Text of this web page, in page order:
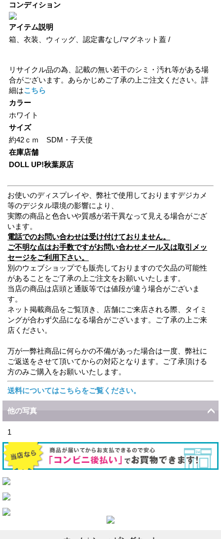
コンディション
アイテム説明
箱、衣装、ウィッグ、認定書なし/マグネット蓋 /
リサイクル品の為、記載の無い若干のシミ・汚れ等がある場
合がございます。あらかじめご了承の上ご注文ください。詳
細はこちら
カラー
ホワイト
サイズ
約42ｃｍ SDM・子天使
在庫店舗
DOLL UP!秋葉原店
お使いのディスプレイや、弊社で使用しておりますデジカメ
等のデジタル環境の影響により、
実際の商品と色合いや質感が若干異なって見える場合がござ
います。
電話でのお問い合わせは受け付けておりません。
ご不明な点はお手数ですがお問い合わせメール又は取引メッ
セージをご利用下さい。
別のウェブショップでも販売しておりますので欠品の可能性
があることをご了承の上ご注文をお願いいたします。
当店の商品は店頭と通販等では値段が違う場合がございま
す。
ネット掲載商品をご覧頂き、店舗にご来店される際、タイミ
ングが合わず欠品になる場合がございます。ご了承の上ご来
店ください。
万が一弊社商品に何らかの不備があった場合は一度、弊社に
ご返送をさせて頂いてからの対応となります。ご了承頂ける
方のみご購入をお願いいたします。
送料についてはこちらをご覧ください。
他の写真
1